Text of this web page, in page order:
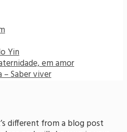
Yin
em amor
– Saber viver
different from a blog post